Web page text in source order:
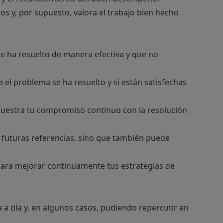
y, por supuesto, valora el trabajo bien hecho
ha resuelto de manera efectiva y que no
problema se ha resuelto y si están satisfechas
tu compromiso continuo con la resolución
referencias, sino que también puede
mejorar continuamente tus estrategias de
día y, en algunos casos, pudiendo repercutir en